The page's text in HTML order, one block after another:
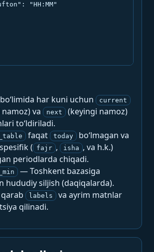
"HH:MM"
bo‘limida har kuni uchun current
va next
(keyingi namoz)
to‘ldiriladi.
faqat today
bo‘lmagan va
( fajr , isha , va h.k.)
periodlarda chiqadi.
— Toshkent bazasiga
hududiy siljish (daqiqalarda).
labels
va ayrim matnlar
qilinadi.